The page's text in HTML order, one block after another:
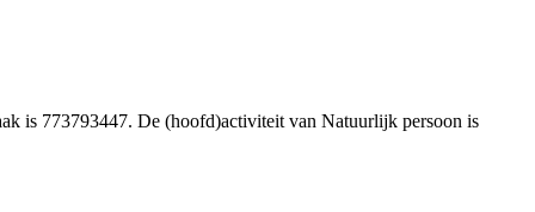
is 773793447. De (hoofd)activiteit van Natuurlijk persoon is